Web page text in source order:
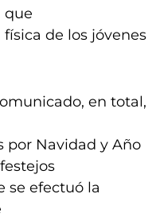
que
de los jóvenes
en total,
por Navidad y Año
se efectuó la